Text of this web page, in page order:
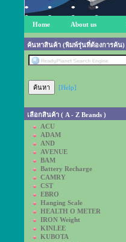
Home About us
ค้นหาสินค้า (พิมพ์รุ่นที่ต้องการค้น)
[Help]
เลือกสินค้า ( A - Z Brands )
ACU
ADAM
AND
AVENUE
BAM
Battery Recharge
CAMRY
CST
EBRO
Hanging Scale
HEALTH O METER
IRON Weight
KINLEE
KUBOTA